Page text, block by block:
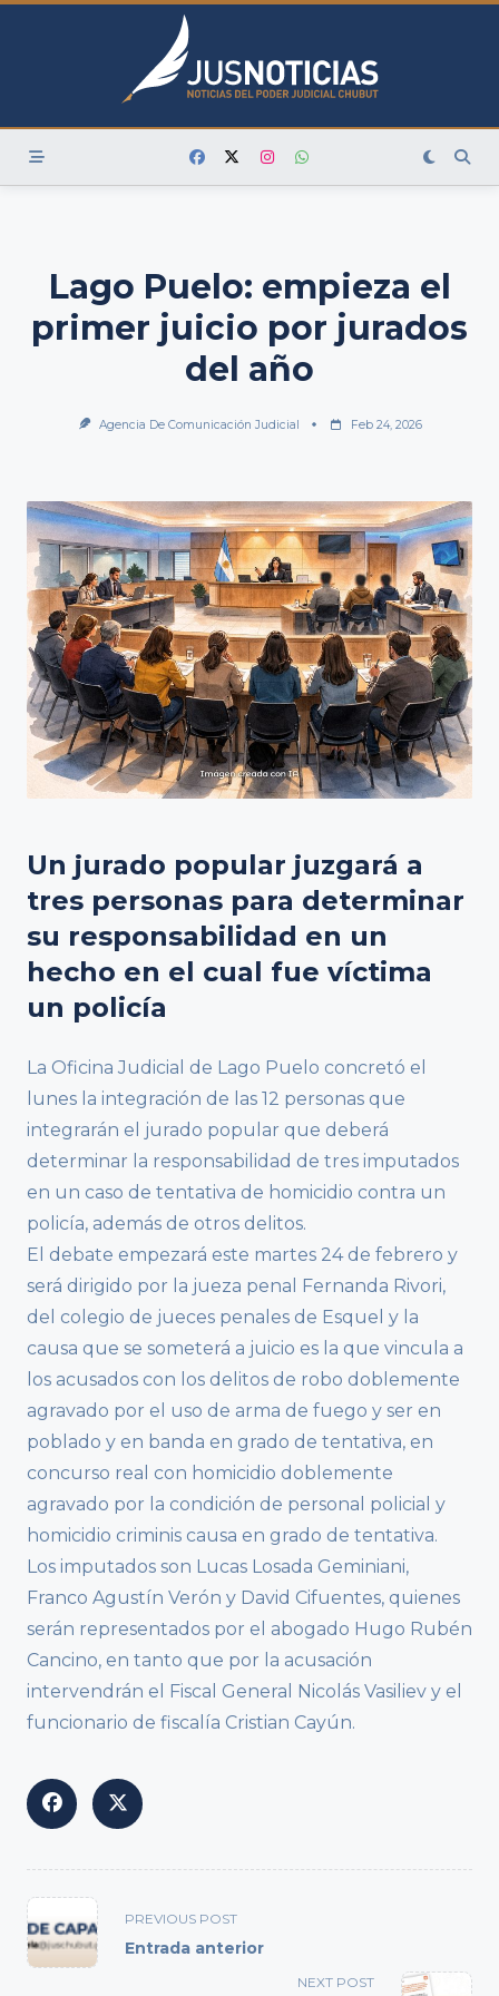
Skip
Lago Puelo: empieza el
primer juicio por jurados
del año
Agencia De Comunicación Judicial Feb 24, 2026
Un jurado popular juzgará a
tres personas para determinar
su responsabilidad en un
hecho en el cual fue víctima
un policía
La Oficina Judicial de Lago Puelo concretó el
lunes la integración de las 12 personas que
integrarán el jurado popular que deberá
determinar la responsabilidad de tres imputados
en un caso de tentativa de homicidio contra un
policía, además de otros delitos.
El debate empezará este martes 24 de febrero y
será dirigido por la jueza penal Fernanda Rivori,
del colegio de jueces penales de Esquel y la
causa que se someterá a juicio es la que vincula a
los acusados con los delitos de robo doblemente
agravado por el uso de arma de fuego y ser en
poblado y en banda en grado de tentativa, en
concurso real con homicidio doblemente
agravado por la condición de personal policial y
homicidio criminis causa en grado de tentativa.
Los imputados son Lucas Losada Geminiani,
Franco Agustín Verón y David Cifuentes, quienes
serán representados por el abogado Hugo Rubén
Cancino, en tanto que por la acusación
intervendrán el Fiscal General Nicolás Vasiliev y el
funcionario de fiscalía Cristian Cayún.
<span
class="nav-
subtitle
PREVIOUS POST
Entrada anterior
NEXT POST